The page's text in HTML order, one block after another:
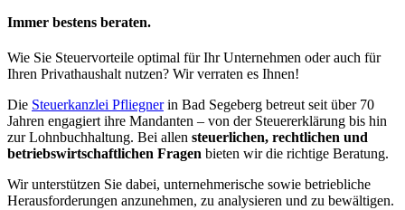
Immer bestens beraten.
Wie Sie Steuervorteile optimal für Ihr Unternehmen oder auch für
Ihren Privathaushalt nutzen? Wir verraten es Ihnen!
Die Steuerkanzlei Pfliegnerin Bad Segeberg betreut seit über 70
Jahren engagiert ihre Mandanten – von der Steuererklärung bis hin
zur Lohnbuchhaltung. Bei allen steuerlichen, rechtlichen und
betriebswirtschaftlichen Fragen bieten wir die richtige Beratung.
Wir unterstützen Sie dabei, unternehmerische sowie betriebliche
Herausforderungen anzunehmen, zu analysieren und zu bewältigen.